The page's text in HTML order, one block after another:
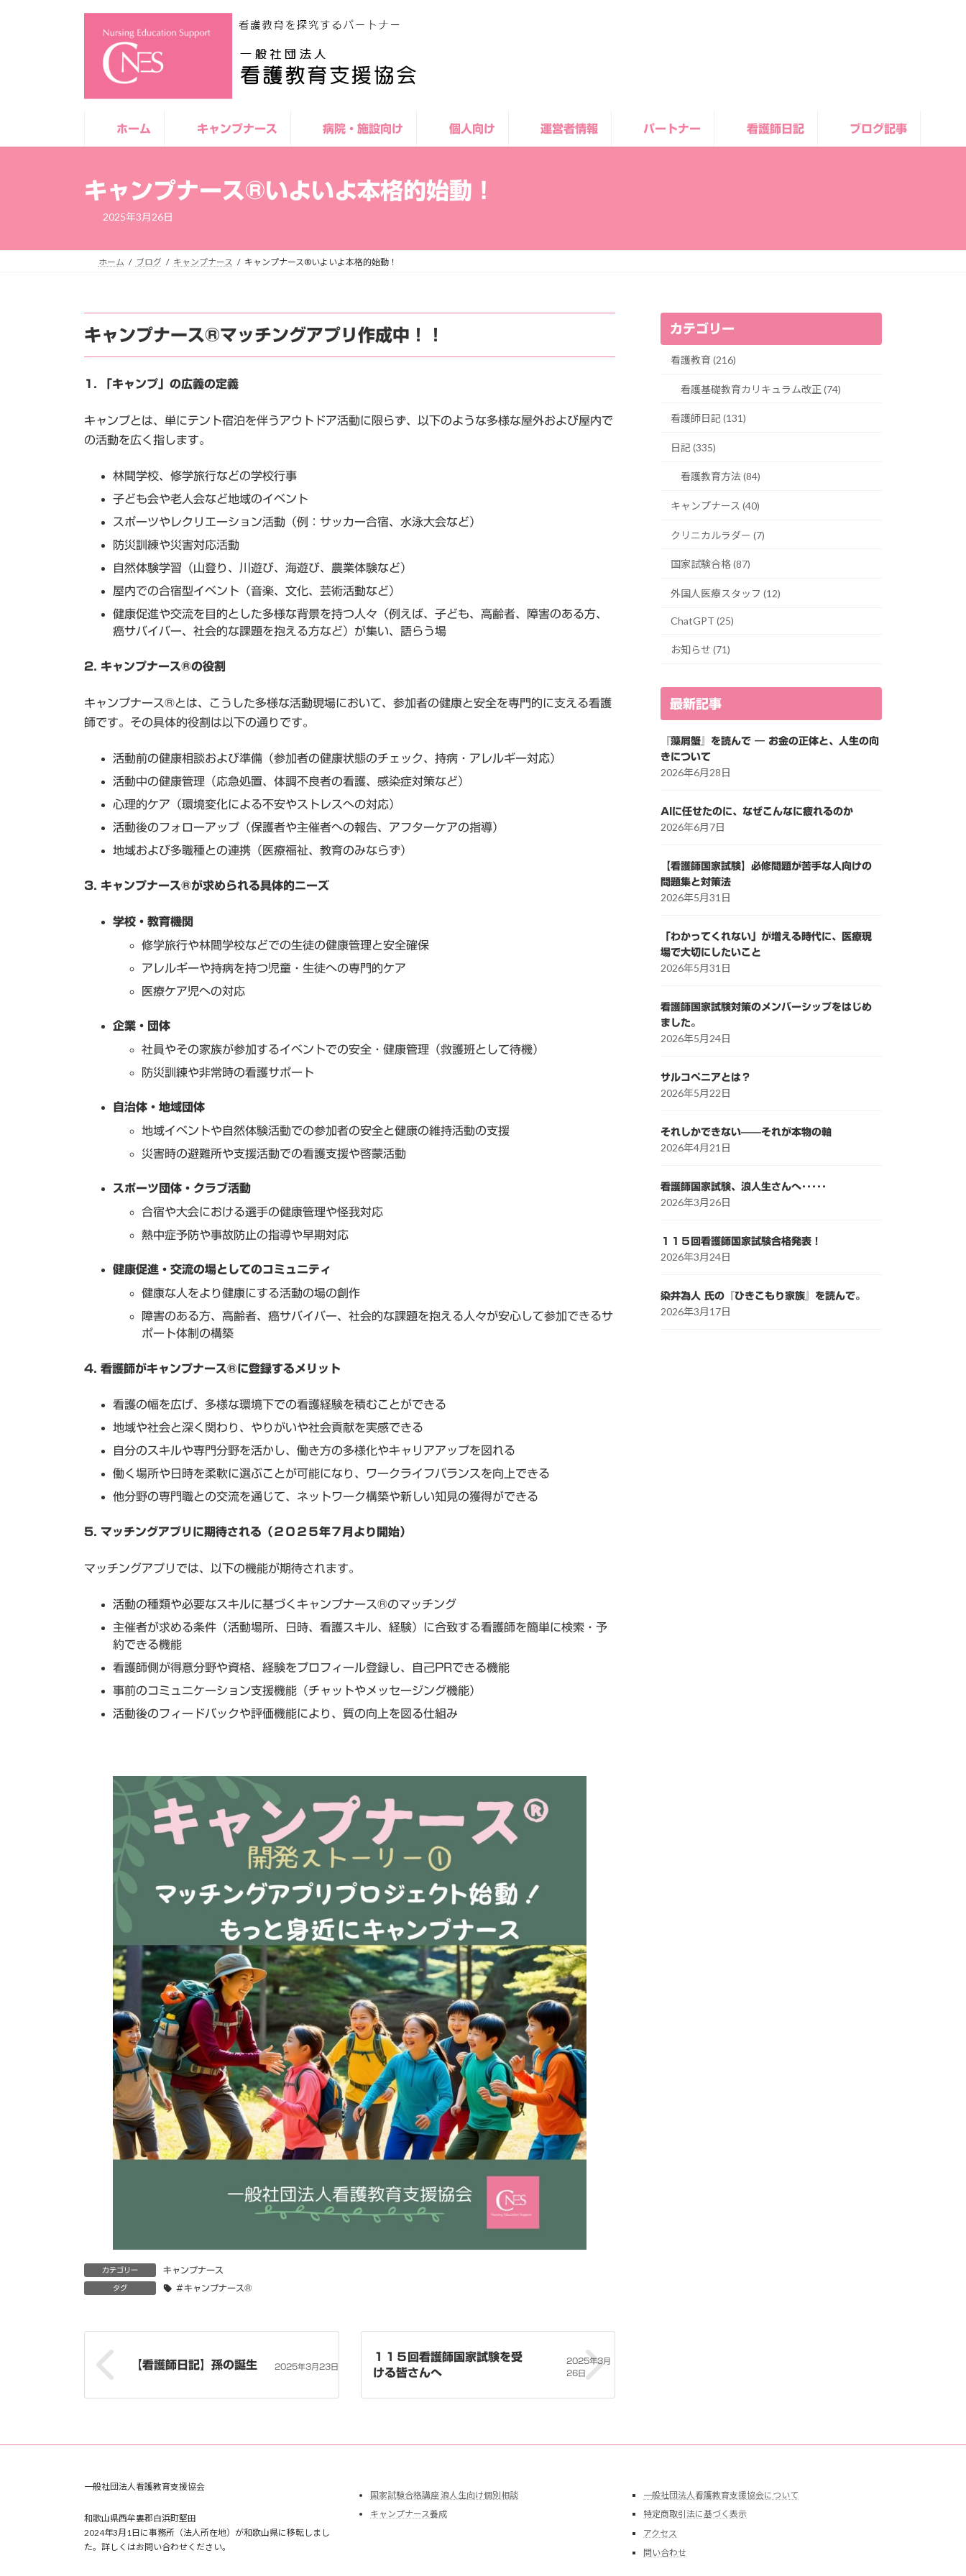
ッ
移
ホーム キャンプナース 病院・施設向け 個人向け 運営者情報 パートナー 看護師日記 ブログ記事
キャンプナース®いよいよ本格的始動！
2025年3月26日
ホーム ブログ キャンプナース キャンプナース®いよいよ本格的始動！
キャンプナース®マッチングアプリ作成中！！
1. 「キャンプ」の広義の定義
キャンプとは、単にテント宿泊を伴うアウトドア活動に限らず、以下のような多様な屋外および屋内で
の活動を広く指します。
林間学校、修学旅行などの学校行事
子ども会や老人会など地域のイベント
スポーツやレクリエーション活動（例：サッカー合宿、水泳大会など）
防災訓練や災害対応活動
自然体験学習（山登り、川遊び、海遊び、農業体験など）
屋内での合宿型イベント（音楽、文化、芸術活動など）
健康促進や交流を目的とした多様な背景を持つ人々（例えば、子ども、高齢者、障害のある方、
癌サバイバー、社会的な課題を抱える方など）が集い、語らう場
2. キャンプナース®の役割
キャンプナース®とは、こうした多様な活動現場において、参加者の健康と安全を専門的に支える看護
師です。その具体的役割は以下の通りです。
活動前の健康相談および準備（参加者の健康状態のチェック、持病・アレルギー対応）
活動中の健康管理（応急処置、体調不良者の看護、感染症対策など）
心理的ケア（環境変化による不安やストレスへの対応）
活動後のフォローアップ（保護者や主催者への報告、アフターケアの指導）
地域および多職種との連携（医療福祉、教育のみならず）
3. キャンプナース®が求められる具体的ニーズ
学校・教育機関
修学旅行や林間学校などでの生徒の健康管理と安全確保
アレルギーや持病を持つ児童・生徒への専門的ケア
医療ケア児への対応
企業・団体
社員やその家族が参加するイベントでの安全・健康管理（救護班として待機）
防災訓練や非常時の看護サポート
自治体・地域団体
地域イベントや自然体験活動での参加者の安全と健康の維持活動の支援
災害時の避難所や支援活動での看護支援や啓蒙活動
スポーツ団体・クラブ活動
合宿や大会における選手の健康管理や怪我対応
熱中症予防や事故防止の指導や早期対応
健康促進・交流の場としてのコミュニティ
健康な人をより健康にする活動の場の創作
障害のある方、高齢者、癌サバイバー、社会的な課題を抱える人々が安心して参加できるサ
ポート体制の構築
4. 看護師がキャンプナース®に登録するメリット
看護の幅を広げ、多様な環境下での看護経験を積むことができる
地域や社会と深く関わり、やりがいや社会貢献を実感できる
自分のスキルや専門分野を活かし、働き方の多様化やキャリアアップを図れる
働く場所や日時を柔軟に選ぶことが可能になり、ワークライフバランスを向上できる
他分野の専門職との交流を通じて、ネットワーク構築や新しい知見の獲得ができる
5. マッチングアプリに期待される（２０２５年７月より開始）
マッチングアプリでは、以下の機能が期待されます。
活動の種類や必要なスキルに基づくキャンプナース®のマッチング
主催者が求める条件（活動場所、日時、看護スキル、経験）に合致する看護師を簡単に検索・予
約できる機能
看護師側が得意分野や資格、経験をプロフィール登録し、自己PRできる機能
事前のコミュニケーション支援機能（チャットやメッセージング機能）
活動後のフィードバックや評価機能により、質の向上を図る仕組み
カテゴリー キャンプナース
タグ ＃キャンプナース®
【看護師日記】孫の誕生 2025年3月23日
１１５回看護師国家試験を受
ける皆さんへ
2025年3月
26日
カテゴリー
看護教育 (216)
看護基礎教育カリキュラム改正 (74)
看護師日記 (131)
日記 (335)
看護教育方法 (84)
キャンプナース (40)
クリニカルラダー (7)
国家試験合格 (87)
外国人医療スタッフ (12)
ChatGPT (25)
お知らせ (71)
最新記事
『藻屑蟹』を読んで ― お金の正体と、人生の向
きについて
2026年6月28日
AIに任せたのに、なぜこんなに疲れるのか
2026年6月7日
【看護師国家試験】必修問題が苦手な人向けの
問題集と対策法
2026年5月31日
「わかってくれない」が増える時代に、医療現
場で大切にしたいこと
2026年5月31日
看護師国家試験対策のメンバーシップをはじめ
ました。
2026年5月24日
サルコペニアとは？
2026年5月22日
それしかできない——それが本物の軸
2026年4月21日
看護師国家試験、浪人生さんへ･････
2026年3月26日
１１５回看護師国家試験合格発表！
2026年3月24日
染井為人 氏の『ひきこもり家族』を読んで。
2026年3月17日
一般社団法人看護教育支援協会
和歌山県西牟婁郡白浜町堅田
2024年3月1日に事務所（法人所在地）が和歌山県に移転しまし
た。詳しくはお問い合わせください。
国家試験合格講座 浪人生向け個別相談
キャンプナース養成
一般社団法人看護教育支援協会について
特定商取引法に基づく表示
アクセス
問い合わせ